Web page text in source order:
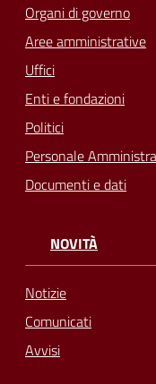
Organi di governo
Aree amministrative
Uffici
Enti e fondazioni
Politici
Personale
Documenti e dati
NOVITÀ
Notizie
Comunicati
Avvisi